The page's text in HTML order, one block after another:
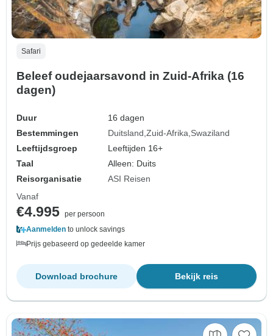
Safari
Beleef oudejaarsavond in Zuid-Afrika (16
dagen)
Duur
16 dagen
Bestemmingen
Duitsland Zuid-Afrika Swaziland
Leeftijdsgroep
Leeftijden 16+
Taal
Alleen: Duits
Reisorganisatie
ASI Reisen
Vanaf
€4.995 per persoon
Aanmelden to unlock savings
Prijs gebaseerd op gedeelde kamer
Bekijk reis
Download brochure